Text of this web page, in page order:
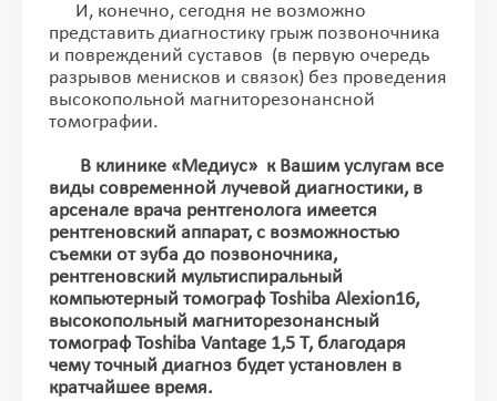
И, конечно, сегодня не возможно
представить диагностику грыж позвоночника
и повреждений суставов (в первую очередь
разрывов менисков и связок) без проведения
высокопольной магниторезонансной
томографии.
В клинике «Медиус» к Вашим услугам все
виды современной лучевой диагностики, в
арсенале врача рентгенолога имеется
рентгеновский аппарат, с возможностью
съемки от зуба до позвоночника,
рентгеновский мультиспиральный
компьютерный томограф Toshiba Alexion16,
высокопольный магниторезонансный
томограф Toshiba Vantage 1,5 Т, благодаря
чему точный диагноз будет установлен в
кратчайшее время.